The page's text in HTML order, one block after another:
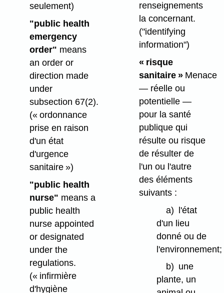
seulement)
"public health
emergency
order" means
an order or
direction made
under
subsection 67(2).
(« ordonnance
prise en raison
d'un état
d'urgence
sanitaire »)
"public health
nurse" means a
public health
nurse appointed
or designated
under the
regulations.
(« infirmière
d'hygiène
renseignements
la concernant.
("identifying
information")
« risque
sanitaire »Menace
— réelle ou
potentielle —
pour la santé
publique qui
résulte ou risque
de résulter de
l'un ou l'autre
des éléments
suivants :
a) l'état
d'un lieu
donné ou de
l'environnement;
b) une
plante, un